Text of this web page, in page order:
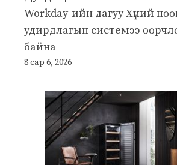
Workday-ийн дагуу Хүний
удирдлагын системээ
байна
8 сар 6, 2026